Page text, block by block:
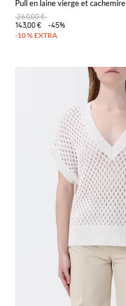
Pull en laine vierge et cachemire
260,00 €
143,00 €
-45%